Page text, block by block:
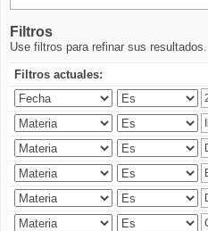
Filtros
Use filtros para refinar sus resultados.
Filtros actuales: